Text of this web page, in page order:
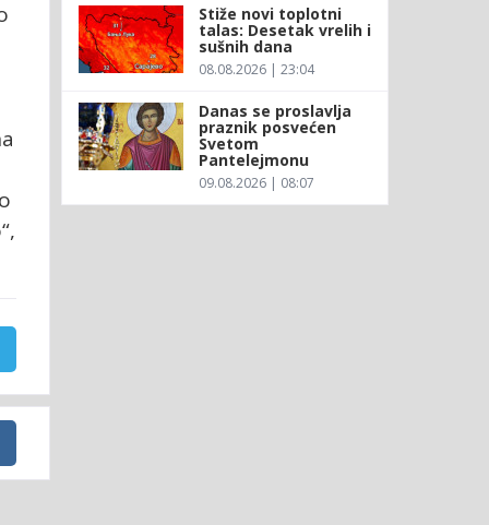
Stiže novi toplotni
talas: Desetak vrelih i
sušnih dana
08.08.2026 | 23:04
Danas se proslavlja
praznik posvećen
Svetom
Pantelejmonu
09.08.2026 | 08:07